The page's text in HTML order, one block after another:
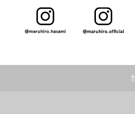
☝